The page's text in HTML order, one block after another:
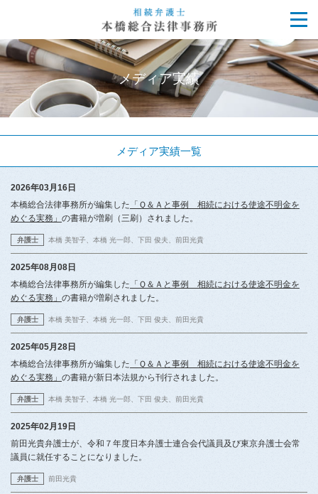
メディア実績
メディア実績一覧
2026年03月16日
本橋総合法律事務所が編集した 「Ｑ＆Ａと事例 相続における使途不明金を
めぐる実務」 の書籍が増刷（三刷）されました。
弁護士 本橋 美智子 本橋 光一郎 下田 俊夫 前田光貴
2025年08月08日
本橋総合法律事務所が編集した 「Ｑ＆Ａと事例 相続における使途不明金を
めぐる実務」 の書籍が増刷されました。
弁護士 本橋 美智子 本橋 光一郎 下田 俊夫 前田光貴
2025年05月28日
本橋総合法律事務所が編集した 「Ｑ＆Ａと事例 相続における使途不明金を
めぐる実務」 の書籍が新日本法規から刊行されました。
弁護士 本橋 美智子 本橋 光一郎 下田 俊夫 前田光貴
2025年02月19日
前田光貴弁護士が、令和７年度日本弁護士連合会代議員及び東京弁護士会常
議員に就任することになりました。
弁護士 前田光貴